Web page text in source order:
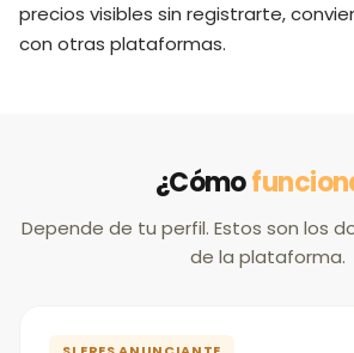
precios visibles sin registrarte,
con otras plataformas.
¿Cómo
Depende de tu perfil. Estos son los
de la plataforma.